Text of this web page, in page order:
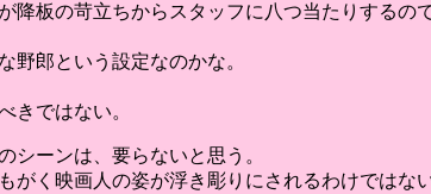
降板の苛立ちからスタッフに八つ当たりするの
野郎という設定なのかな。
きではない。
シーンは、要らないと思う。
く映画人の姿が浮き彫りにされるわけではない